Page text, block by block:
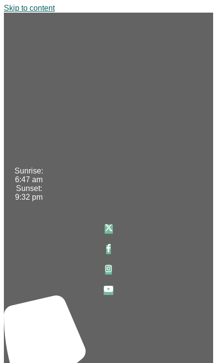
Skip to content
Sunrise:
6:47 am
Sunset:
9:32 pm